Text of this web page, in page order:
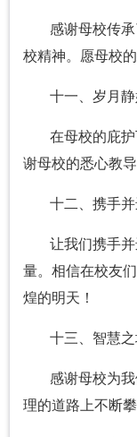
感谢母校传
校精神。愿母校
十一、岁月
在母校的庇
谢母校的悉心教
十二、携手
让我们携手
量。相信在校友
煌的明天！
十三、智慧
感谢母校为
理的道路上不断